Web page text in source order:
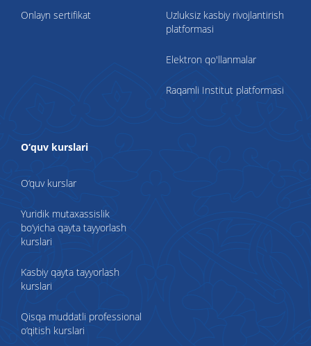
Onlayn sertifikat
Uzluksiz kasbiy rivojlantirish
platformasi
Elektron qo'llanmalar
Raqamli Institut platformasi
O‘quv kurslari
O‘quv kurslar
Yuridik mutaxassislik
bo‘yicha qayta tayyorlash
kurslari
Kasbiy qayta tayyorlash
kurslari
Qisqa muddatli professional
o‘qitish kurslari